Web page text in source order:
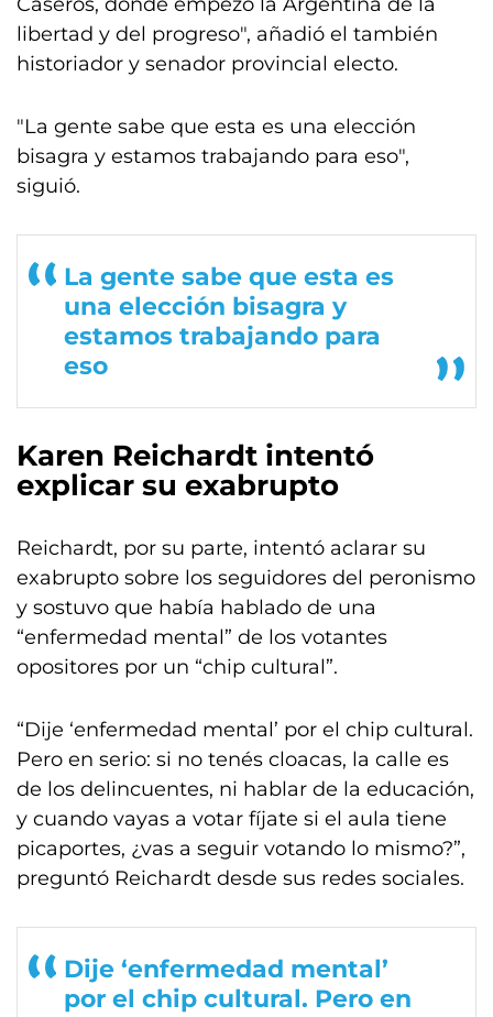
libertad y del progreso", añadió el también
historiador y senador provincial electo.
"La gente sabe que esta es una elección
bisagra y estamos trabajando para eso",
siguió.
La gente sabe que esta es
una elección bisagra y
estamos trabajando para
eso
Karen Reichardt intentó
explicar su exabrupto
Reichardt, por su parte, intentó aclarar su
exabrupto sobre los seguidores del peronismo
y sostuvo que había hablado de una
“enfermedad mental” de los votantes
opositores por un “chip cultural”.
“Dije ‘enfermedad mental’ por el chip cultural.
Pero en serio: si no tenés cloacas, la calle es
de los delincuentes, ni hablar de la educación,
y cuando vayas a votar fíjate si el aula tiene
picaportes, ¿vas a seguir votando lo mismo?”,
preguntó Reichardt desde sus redes sociales.
Dije ‘enfermedad mental’
por el chip cultural. Pero en